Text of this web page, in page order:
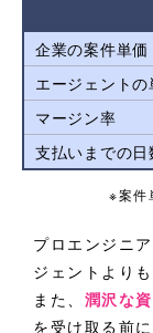
企業の案件単価
エージェントの
マージン率
支払いまでの日
※案件
プロエンジニ
ジェントよりも
また、 潤沢な
を受け取る前